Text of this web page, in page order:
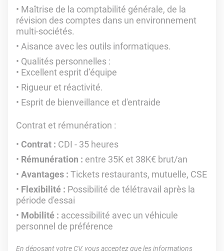
Maîtrise de la comptabilité générale, de la
révision des comptes dans un environnement
multi-sociétés.
Aisance avec les outils informatiques.
Qualités personnelles :
Excellent esprit d’équipe
Rigueur et réactivité.
Esprit de bienveillance et d'entraide
Contrat et rémunération :
Contrat : CDI - 35 heures
Rémunération : entre 35K et 38K€ brut/an
Avantages : Tickets restaurants, mutuelle, CSE
Flexibilité : Possibilité de télétravail après la
période d'essai
Mobilité : accessibilité avec un véhicule
personnel de préférence
En déposant votre CV, vous acceptez que les informations